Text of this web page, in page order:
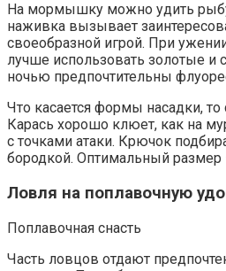
На мормышку можно удить рыбу
наживка вызывает
своеобразной игрой. При
лучше использовать золотые и
ночью предпочтительны
Что касается формы насадки, то
Карась хорошо клюет, как на
с точками атаки. Крючок
бородкой. Оптимальный размер
Ловля на поплавочную
Поплавочная снасть
Часть ловцов отдают